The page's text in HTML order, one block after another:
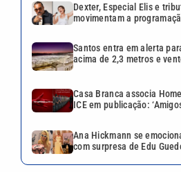
Dexter, Especial Elis e
movimentam a
Santos entra em alerta
acima de 2,3 metros e
Casa Branca associa
ICE em publicação:
Ana Hickmann se
com surpresa de Edu